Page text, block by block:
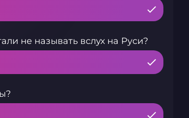
не называть вслух на Руси?